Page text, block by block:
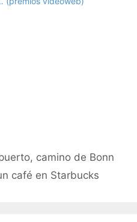
camino de Bonn
café en Starbucks